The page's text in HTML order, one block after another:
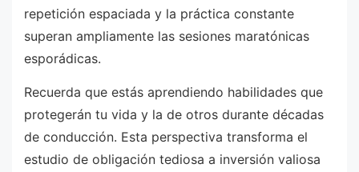
repetición espaciada y la práctica constante
superan ampliamente las sesiones maratónicas
esporádicas.
Recuerda que estás aprendiendo habilidades que
protegerán tu vida y la de otros durante décadas
de conducción. Esta perspectiva transforma el
estudio de obligación tediosa a inversión valiosa